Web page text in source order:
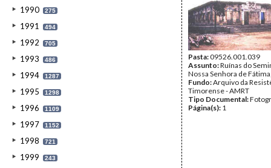
1990 275
1991 494
1992 705
1993 486
1994 1287
1995 1298
1996 1109
1997 1152
1998 721
1999 243
Pasta:09526.001.039
Assunto:Ruínas do
Nossa Senhora de
Fundo:Arquivo da
Timorense - AMRT
Tipo Documental:
Página(s): 1